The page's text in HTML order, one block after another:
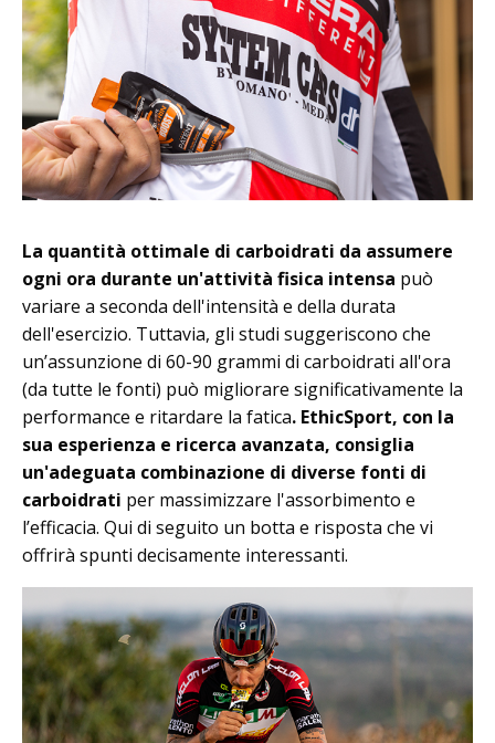
La quantità ottimale di carboidrati da assumere
ogni ora durante un'attività fisica intensa può
variare a seconda dell'intensità e della durata
dell'esercizio. Tuttavia, gli studi suggeriscono che
un’assunzione di 60-90 grammi di carboidrati all'ora
(da tutte le fonti) può migliorare significativamente la
performance e ritardare la fatica. EthicSport, con la
sua esperienza e ricerca avanzata, consiglia
un'adeguata combinazione di diverse fonti di
carboidrati per massimizzare l'assorbimento e
l’efficacia. Qui di seguito un botta e risposta che vi
offrirà spunti decisamente interessanti.